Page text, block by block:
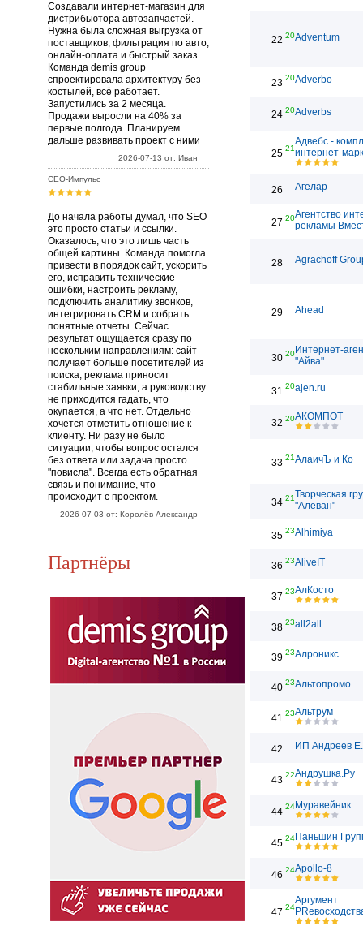
Создавали интернет-магазин для
дистрибьютора автозапчастей.
Нужна была сложная выгрузка от
поставщиков, фильтрация по авто,
онлайн-оплата и быстрый заказ.
Команда demis group
спроектировала архитектуру без
костылей, всё работает.
Запустились за 2 месяца.
Продажи выросли на 40% за
первые полгода. Планируем
дальше развивать проект с ними
2026-07-13 от: Иван
СЕО-Импульс
До начала работы думал, что SEO
это просто статьи и ссылки.
Оказалось, что это лишь часть
общей картины. Команда помогла
привести в порядок сайт, ускорить
его, исправить технические
ошибки, настроить рекламу,
подключить аналитику звонков,
интегрировать CRM и собрать
понятные отчеты. Сейчас
результат ощущается сразу по
нескольким направлениям: сайт
получает больше посетителей из
поиска, реклама приносит
стабильные заявки, а руководству
не приходится гадать, что
окупается, а что нет. Отдельно
хочется отметить отношение к
клиенту. Ни разу не было
ситуации, чтобы вопрос остался
без ответа или задача просто
"повисла". Всегда есть обратная
связь и понимание, что
происходит с проектом.
2026-07-03 от: Королёв Александр
Партнёры
22 20Adventum
23 20Adverbo
24 20Adverbs
25 21
Адвебс -
интернет-
26 Агелар
27 20Агентство
рекламы
28 Agrachoff
29 Ahead
30 20Интернет-
"Айва"
31 20ajen.ru
32 20АКОМПОТ
33 21АлаичЪ и Ко
34 21Творческая
"Алеван"
35 23Alhimiya
36 23AliveIT
37 23АлКосто
38 23all2all
39 23Алроникс
40 23Альтопромо
41 23Альтрум
42 ИП Андреев
43 22Андрушка.Ру
44 24Муравейник
45 24Паньшин
46 24Apollo-8
47 24
Аргумент